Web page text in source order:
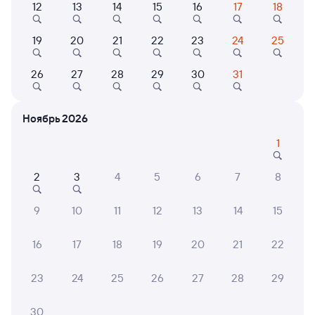
Найдём билет на поезд за вас
Даже если сейчас нет мест
Искать билеты
Гостевой дом Европа Неаполь
12 13 14 15 16 17 18
19 20 21 22 23 24 25
26 27 28 29 30 31
Ноябрь 2026
1
2 3 4 5 6 7 8
9 10 11 12 13 14 15
16 17 18 19 20 21 22
23 24 25 26 27 28 29
30